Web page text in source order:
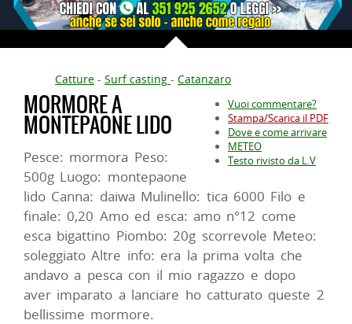
Catture - Surf casting - Catanzaro
Vuoi commentare?
Stampa/Scarica il PDF
Dove e come arrivare
METEO
Testo rivisto da L.V
MORMORE A
MONTEPAONE LIDO
Pesce: mormora Peso:
500g Luogo: montepaone
lido Canna: daiwa Mulinello: tica 6000 Filo e
finale: 0,20 Amo ed esca: amo n°12 come
esca bigattino Piombo: 20g scorrevole Meteo:
soleggiato Altre info: era la prima volta che
andavo a pesca con il mio ragazzo e dopo
aver imparato a lanciare ho catturato queste 2
bellissime mormore.